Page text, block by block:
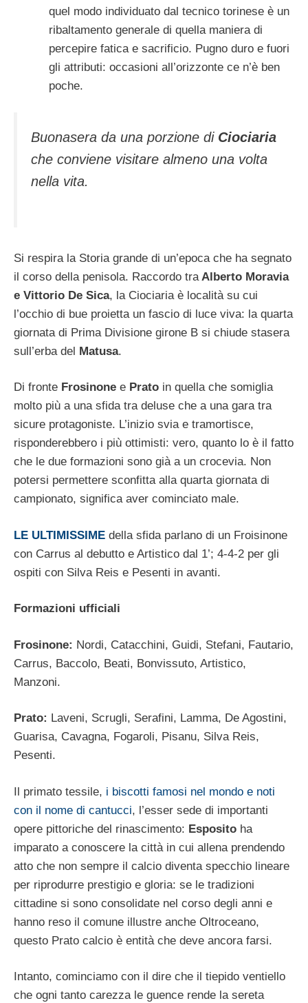
quel modo individuato dal tecnico torinese è un
ribaltamento generale di quella maniera di
percepire fatica e sacrificio. Pugno duro e fuori
gli attributi: occasioni all’orizzonte ce n’è ben
poche.
Buonasera da una porzione di Ciociaria
che conviene visitare almeno una volta
nella vita.
Si respira la Storia grande di un’epoca che ha segnato
il corso della penisola. Raccordo tra Alberto Moravia
e Vittorio De Sica, la Ciociaria è località su cui
l’occhio di bue proietta un fascio di luce viva: la quarta
giornata di Prima Divisione girone B si chiude stasera
sull’erba del Matusa.
Di fronte Frosinone e Prato in quella che somiglia
molto più a una sfida tra deluse che a una gara tra
sicure protagoniste. L’inizio svia e tramortisce,
risponderebbero i più ottimisti: vero, quanto lo è il fatto
che le due formazioni sono già a un crocevia. Non
potersi permettere sconfitta alla quarta giornata di
campionato, significa aver cominciato male.
LE ULTIMISSIME della sfida parlano di un Froisinone
con Carrus al debutto e Artistico dal 1’; 4-4-2 per gli
ospiti con Silva Reis e Pesenti in avanti.
Formazioni ufficiali
Frosinone: Nordi, Catacchini, Guidi, Stefani, Fautario,
Carrus, Baccolo, Beati, Bonvissuto, Artistico,
Manzoni.
Prato: Laveni, Scrugli, Serafini, Lamma, De Agostini,
Guarisa, Cavagna, Fogaroli, Pisanu, Silva Reis,
Pesenti.
Il primato tessile, i biscotti famosi nel mondo e noti
con il nome di cantucci, l’esser sede di importanti
opere pittoriche del rinascimento: Esposito ha
imparato a conoscere la città in cui allena prendendo
atto che non sempre il calcio diventa specchio lineare
per riprodurre prestigio e gloria: se le tradizioni
cittadine si sono consolidate nel corso degli anni e
hanno reso il comune illustre anche Oltroceano,
questo Prato calcio è entità che deve ancora farsi.
Intanto, cominciamo con il dire che il tiepido ventiello
che ogni tanto carezza le guence rende la sereta